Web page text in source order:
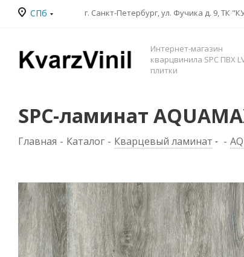
СПб
Интернет-магазин
кварцвинила SPC ПВХ
плитки
SPC-ламинат
Главная - Каталог - Кварцевый ламинат -